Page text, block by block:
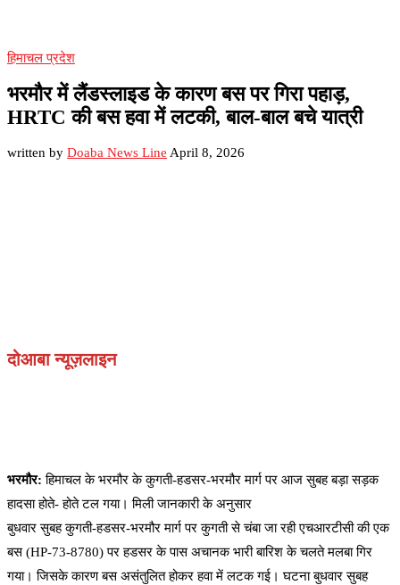
हिमाचल प्रदेश
भरमौर में लैंडस्लाइड के कारण बस पर गिरा पहाड़,
HRTC की बस हवा में लटकी, बाल-बाल बचे यात्री
written by Doaba News Line April 8, 2026
दोआबा न्यूज़लाइन
भरमौर: हिमाचल के भरमौर के कुगती-हडसर-भरमौर मार्ग पर आज सुबह बड़ा सड़क
हादसा होते- होते टल गया। मिली जानकारी के अनुसार
बुधवार सुबह कुगती-हडसर-भरमौर मार्ग पर कुगती से चंबा जा रही एचआरटीसी की एक
बस (HP-73-8780) पर हडसर के पास अचानक भारी बारिश के चलते मलबा गिर
गया। जिसके कारण बस असंतुलित होकर हवा में लटक गई। घटना बुधवार सुबह